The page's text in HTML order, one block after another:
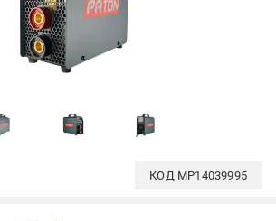
КОД MP14039995